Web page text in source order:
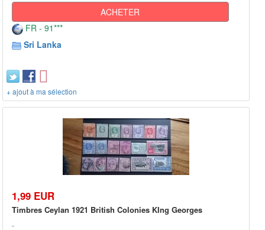
ACHETER
FR - 91***
Sri Lanka
+ ajout à ma sélection
1,99 EUR
Timbres Ceylan 1921 British Colonies KIng Georges